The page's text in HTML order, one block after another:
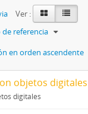
Ver :
de referencia
en orden ascendente
objetos digitales
digitales